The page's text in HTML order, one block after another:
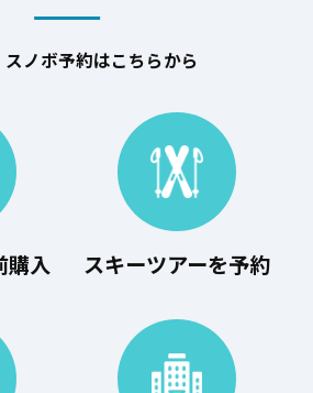
スノボ予約はこちらから
購入 スキーツアーを予約